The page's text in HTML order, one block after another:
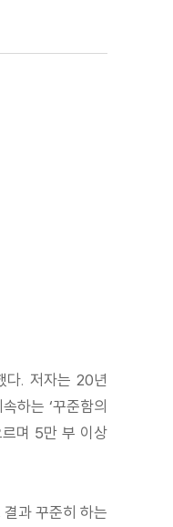
다. 저자는 20년
하는 ‘꾸준함의
르며 5만 부 이상
과 꾸준히 하는